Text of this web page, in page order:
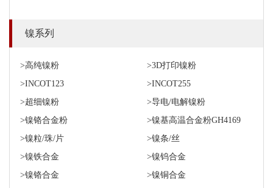
镍系列
>高纯镍粉
>3D打印镍粉
>INCOT123
>INCOT255
>超细镍粉
>导电/电解镍粉
>镍铬合金粉
>镍基高温合金粉GH4169
>镍粒/珠/片
>镍条/丝
>镍铁合金
>镍钨合金
>镍铬合金
>镍铜合金